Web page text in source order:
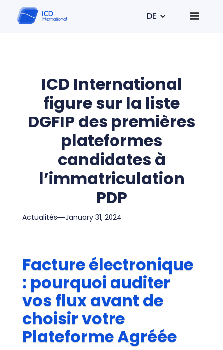
DE
ICD International
figure sur la liste
DGFIP des premières
plateformes
candidates à
l’immatriculation
PDP
Actualités January 31, 2024
Facture électronique
: pourquoi auditer
vos flux avant de
choisir votre
Plateforme Agréée